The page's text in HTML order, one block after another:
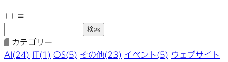
≡
カテゴリー
AI(24)
IT(1) OS(5) その他(23) イベント(5) ウェブサイト